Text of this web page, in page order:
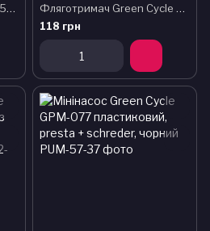
Дзвінок Green Cycle GBL-543 сріблястий 45мм
Фляготримач Green Cycle GGE-008 пластиковий 500-750ml білий
118 грн